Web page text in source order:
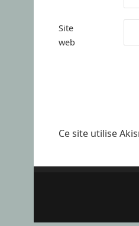
Site
web
Ce site utilise